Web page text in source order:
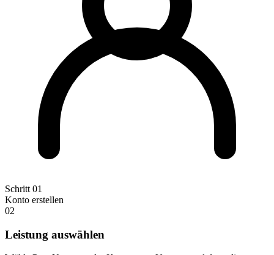
Schritt 01
Konto erstellen
02
Leistung auswählen